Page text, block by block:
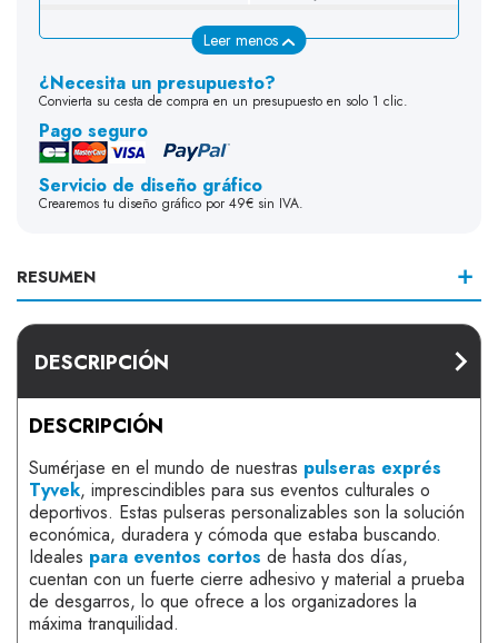
Leer menos
¿Necesita un presupuesto?
Convierta su cesta de compra en un presupuesto en solo 1 clic.
Pago seguro
Servicio de diseño gráfico
Crearemos tu diseño gráfico por 49€ sin IVA.
RESUMEN
DESCRIPCIÓN
DESCRIPCIÓN
Sumérjase en el mundo de nuestras pulseras exprés
Tyvek, imprescindibles para sus eventos culturales o
deportivos. Estas pulseras personalizables son la solución
económica, duradera y cómoda que estaba buscando.
Ideales para eventos cortos de hasta dos días,
cuentan con un fuerte cierre adhesivo y material a prueba
de desgarros, lo que ofrece a los organizadores la
máxima tranquilidad.